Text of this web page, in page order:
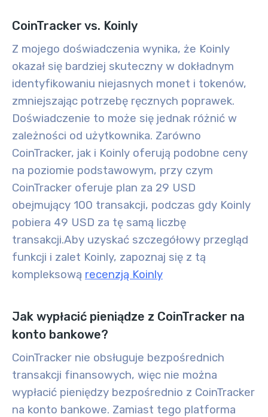
CoinTracker vs. Koinly
Z mojego doświadczenia wynika, że Koinly
okazał się bardziej skuteczny w dokładnym
identyfikowaniu niejasnych monet i tokenów,
zmniejszając potrzebę ręcznych poprawek.
Doświadczenie to może się jednak różnić w
zależności od użytkownika. Zarówno
CoinTracker, jak i Koinly oferują podobne ceny
na poziomie podstawowym, przy czym
CoinTracker oferuje plan za 29 USD
obejmujący 100 transakcji, podczas gdy Koinly
pobiera 49 USD za tę samą liczbę
transakcji.Aby uzyskać szczegółowy przegląd
funkcji i zalet Koinly, zapoznaj się z tą
kompleksową recenzją Koinly
Jak wypłacić pieniądze z CoinTracker na
konto bankowe?
CoinTracker nie obsługuje bezpośrednich
transakcji finansowych, więc nie można
wypłacić pieniędzy bezpośrednio z CoinTracker
na konto bankowe. Zamiast tego platforma